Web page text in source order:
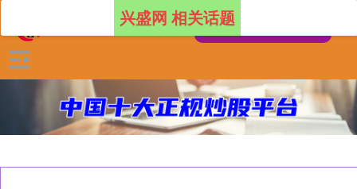
兴盛网 相关话题